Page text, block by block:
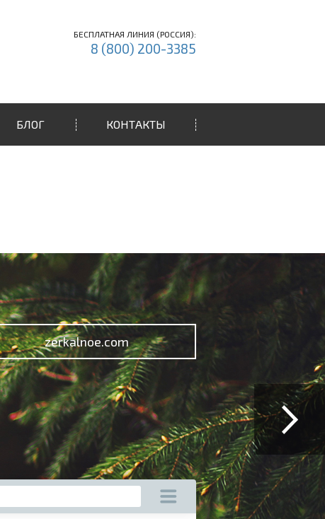
БЕСПЛАТНАЯ ЛИНИЯ (РОССИЯ):
8 (800) 200-3385
БЛОГ КОНТАКТЫ
zerkalnoe.com